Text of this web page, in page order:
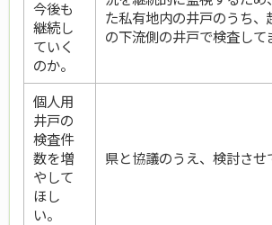
今後も
継続し
ていく
のか。
た私有地内の井戸のうち、
の下流側の井戸で検査して
個人用
井戸の
検査件
数を増
やして
ほし
い。
県と協議のうえ、検討させ